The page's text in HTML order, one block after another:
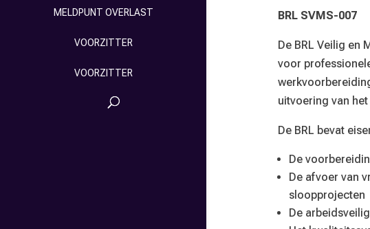
MELDPUNT OVERLAST
VOORZITTER
VOORZITTER
BRL SVMS-007
De BRL Veilig en
voor
uitvoering van
De BRL bevat
De
De afvoer van
sloopprojecten
De